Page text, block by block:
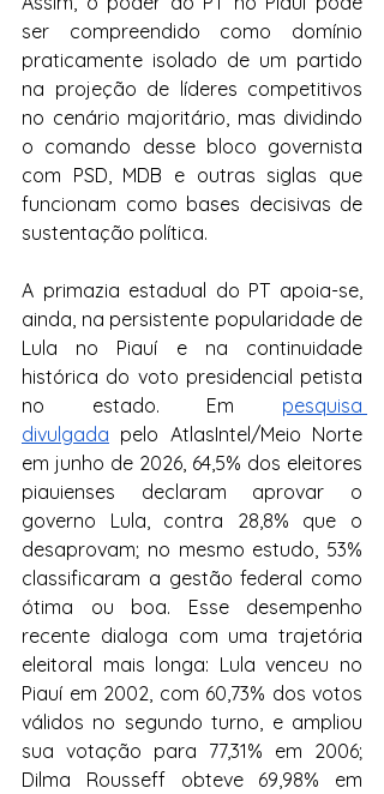
ser compreendido como domínio
praticamente isolado de um partido
na projeção de líderes competitivos
no cenário majoritário, mas dividindo
o comando desse bloco governista
com PSD, MDB e outras siglas que
funcionam como bases decisivas de
sustentação política.
A primazia estadual do PT apoia-se,
ainda, na persistente popularidade de
Lula no Piauí e na continuidade
histórica do voto presidencial petista
no estado. Em pesquisa
divulgada pelo AtlasIntel/Meio Norte
em junho de 2026, 64,5% dos eleitores
piauienses declaram aprovar o
governo Lula, contra 28,8% que o
desaprovam; no mesmo estudo, 53%
classificaram a gestão federal como
ótima ou boa. Esse desempenho
recente dialoga com uma trajetória
eleitoral mais longa: Lula venceu no
Piauí em 2002, com 60,73% dos votos
válidos no segundo turno, e ampliou
sua votação para 77,31% em 2006;
Dilma Rousseff obteve 69,98% em